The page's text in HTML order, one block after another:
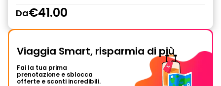
Da€41.00
Viaggia Smart, risparmia di più
Fai la tua prima
prenotazione e sblocca
offerte e sconti incredibili.